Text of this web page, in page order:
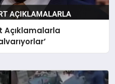
Açıklamalarla